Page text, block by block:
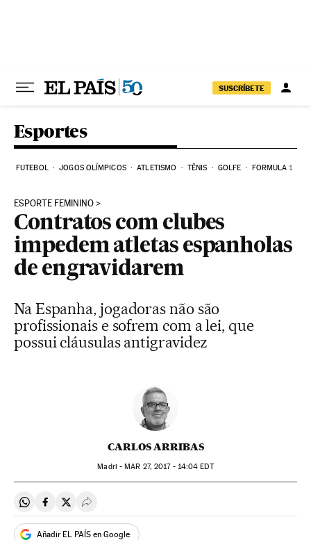
SUSCRÍBETE
Esportes
FUTEBOL JOGOS OLÍMPICOS ATLETISMO TÊNIS GOLFE FORMULA 1
ESPORTE FEMININO
Contratos com clubes
impedem atletas espanholas
de engravidarem
Na Espanha, jogadoras não são
profissionais e sofrem com a lei, que
possui cláusulas antigravidez
CARLOS ARRIBAS
Madri -MAR 27, 2017 - 14:04 EDT
Compartir en Whatsapp
Compartir en Facebook
Compartir en Twitter
Desplegar Redes Sociales
Añadir EL PAÍS en Google